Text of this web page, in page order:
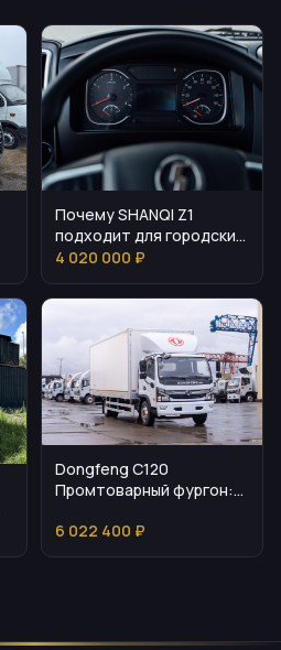
Почему SHANQI Z1
подходит для городских
и междугородних
4 020 000 ₽
Dongfeng C120
Промтоварный фургон:
практическое
применение
6 022 400 ₽